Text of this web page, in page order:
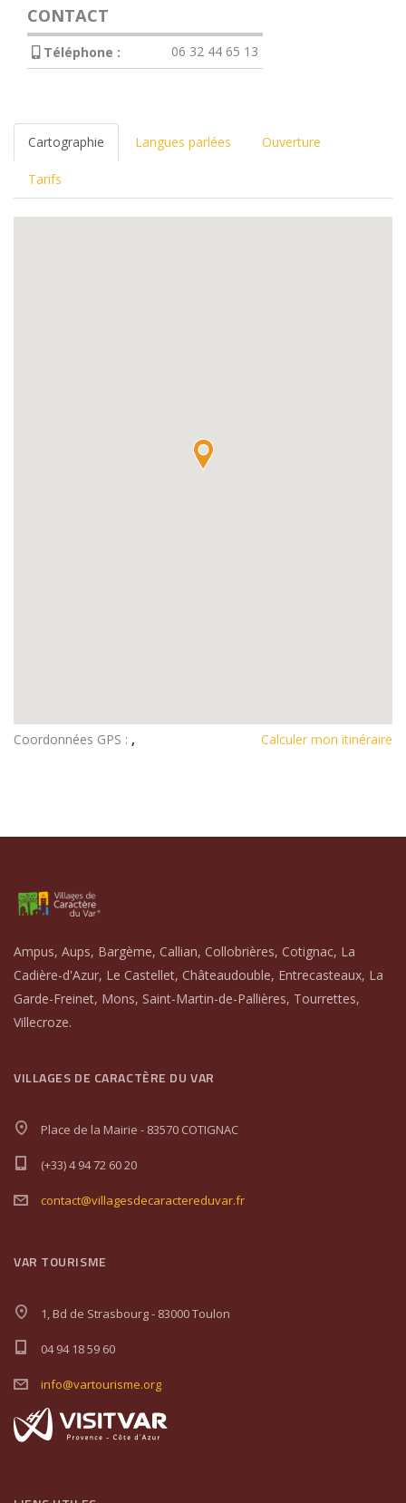
CONTACT
Téléphone : 06 32 44 65 13
Cartographie Langues parlées Ouverture
Tarifs
Coordonnées GPS : , Calculer mon itinéraire
Ampus, Aups, Bargème, Callian, Collobrières, Cotignac, La
Cadière-d'Azur, Le Castellet, Châteaudouble, Entrecasteaux, La
Garde-Freinet, Mons, Saint-Martin-de-Pallières, Tourrettes,
Villecroze.
VILLAGES DE CARACTÈRE DU VAR
Place de la Mairie - 83570 COTIGNAC
(+33) 4 94 72 60 20
contact@villagesdecaractereduvar.fr
VAR TOURISME
1, Bd de Strasbourg - 83000 Toulon
04 94 18 59 60
info@vartourisme.org